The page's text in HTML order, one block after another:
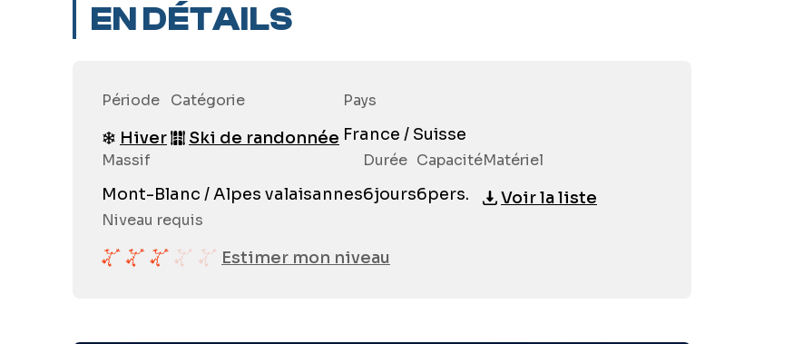
EN DÉTAILS
Période
Hiver
Catégorie
Ski de randonnée
Pays
France / Suisse
Massif
Mont-Blanc / Alpes valaisannes
Durée
6jours
Capacité
6pers.
Matériel
Voir la liste
Niveau requis
Estimer mon niveau